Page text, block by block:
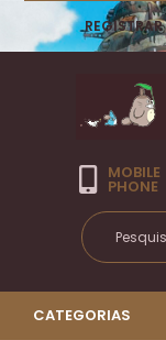
REGISTRAR
MOBILE
PHONE
CATEGORIAS